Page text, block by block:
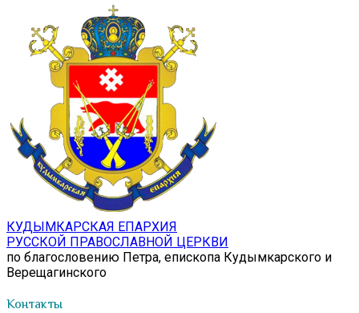
КУДЫМКАРСКАЯ ЕПАРХИЯ
РУССКОЙ ПРАВОСЛАВНОЙ ЦЕРКВИ
по благословению Петра, епископа Кудымкарского и
Верещагинского
Контакты